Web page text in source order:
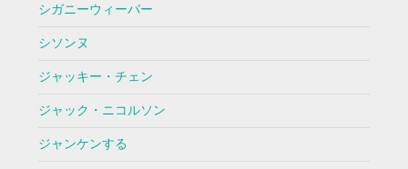
シガニーウィーバー
シソンヌ
ジャッキー・チェン
ジャック・ニコルソン
ジャンケンする